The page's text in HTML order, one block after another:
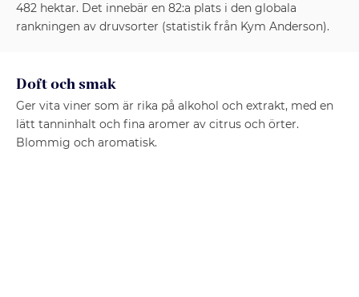
482 hektar. Det innebär en 82:a plats i den globala
rankningen av druvsorter (statistik från Kym Anderson).
Doft och smak
Ger vita viner som är rika på alkohol och extrakt, med en
lätt tanninhalt och fina aromer av citrus och örter.
Blommig och aromatisk.